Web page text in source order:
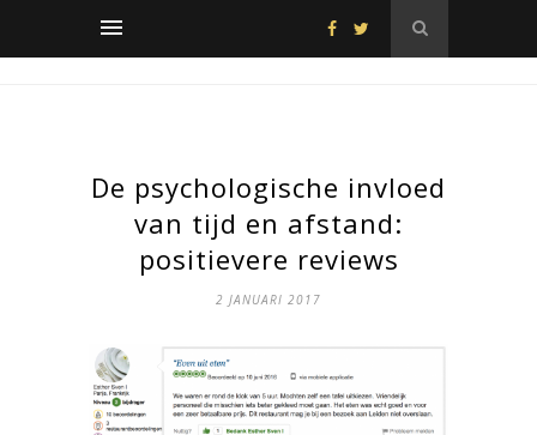
De psychologische invloed
van tijd en afstand:
positievere reviews
2 JANUARI 2017